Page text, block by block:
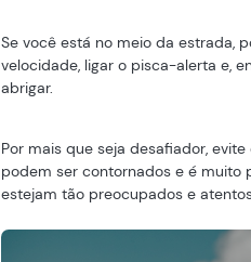
Se você está no meio da estrada,
velocidade, ligar o pisca-alerta e,
abrigar.
Por mais que seja desafiador,
podem ser contornados e é muito
estejam tão preocupados e